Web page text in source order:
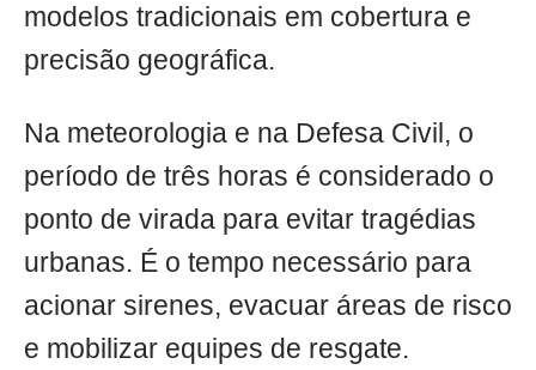
modelos tradicionais em cobertura e
precisão geográfica.
Na meteorologia e na Defesa Civil, o
período de três horas é considerado o
ponto de virada para evitar tragédias
urbanas. É o tempo necessário para
acionar sirenes, evacuar áreas de risco
e mobilizar equipes de resgate.